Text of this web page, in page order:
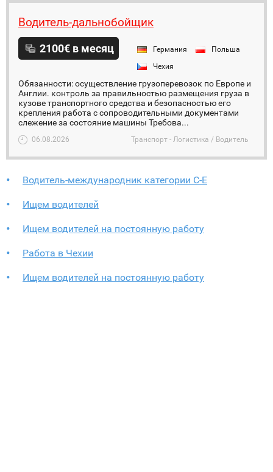
Водитель-дальнобойщик
2100€ в месяц Германия
Польша
Чехия
Обязанности: осуществление грузоперевозок по Европе и
Англии. контроль за правильностью размещения груза в
кузове транспортного средства и безопасностью его
крепления работа с сопроводительными документами
слежение за состояние машины Требова...
06.08.2026 Транспорт - Логистика / Водитель
Водитель-международник категории С-Е
Ищем водителей
Ищем водителей на постоянную работу
Работа в Чехии
Ищем водителей на постоянную работу